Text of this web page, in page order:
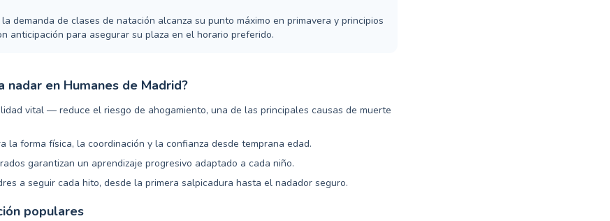
demanda de clases de natación alcanza su punto máximo en primavera y principios
anticipación para asegurar su plaza en el horario preferido.
nadar en Humanes de Madrid?
vital — reduce el riesgo de ahogamiento, una de las principales causas de muerte
la forma física, la coordinación y la confianza desde temprana edad.
garantizan un aprendizaje progresivo adaptado a cada niño.
a seguir cada hito, desde la primera salpicadura hasta el nadador seguro.
populares